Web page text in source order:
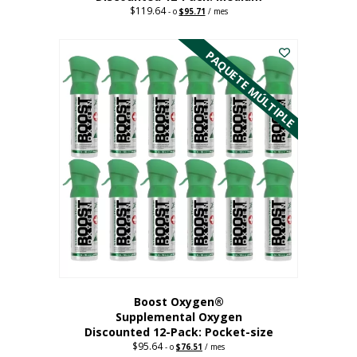
$119.64 -o Precio
$95.71 El
es:
95,71
dólares.
/ mes
tiene
múltiples
variantes.
Las
opciones
pueden
elegir
en
página
del
producto
PAQUETE MÚLTIPLE
Boost Oxygen®
Supplemental Oxygen
Discounted 12-Pack: Pocket-size
$95.64 - o Precio
$76.51 El
/ mes